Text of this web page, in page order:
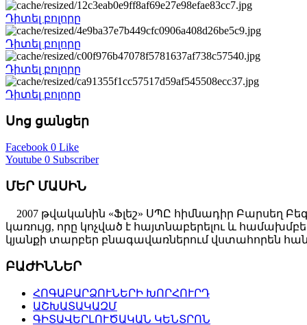
Դիտել բոլորը
Դիտել բոլորը
Դիտել բոլորը
Դիտել բոլորը
Սոց ցանցեր
Facebook 0 Like
Youtube 0 Subscriber
ՄԵՐ ՄԱՍԻՆ
2007 թվականին «Ֆլեշ» ՍՊԸ հիմնադիր Բարսեղ
կառույց, որը կոչված է հայտնաբերելու և
կյանքի տարբեր բնագավառներում վստահորեն
ԲԱԺԻՆՆԵՐ
ՀՈԳԱԲԱՐՁՈՒՆԵՐԻ ԽՈՐՀՈՒՐԴ
ԱՇԽԱՏԱԿԱԶՄ
ԳԻՏԱՎԵՐԼՈՒԾԱԿԱՆ ԿԵՆՏՐՈՆ